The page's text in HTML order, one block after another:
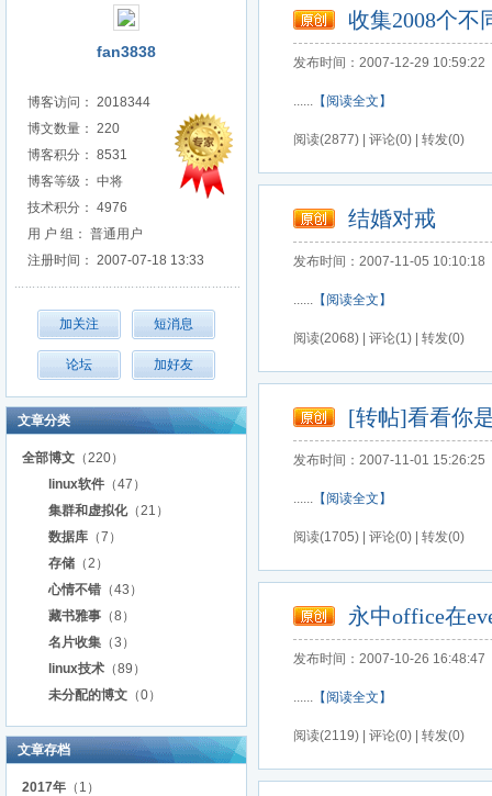
fan3838
博客访问： 2018344
博文数量： 220
博客积分： 8531
博客等级： 中将
技术积分： 4976
用 户 组： 普通用户
注册时间： 2007-07-18 13:33
文章分类
全部博文 （220）
linux软件 （47）
集群和虚拟化（21）
数据库 （7）
存储 （2）
心情不错 （43）
藏书雅事 （8）
名片收集 （3）
linux技术 （89）
未分配的博文 （0）
文章存档
2017年 （1）
收集2008个不
发布时间：2007-12-29 10:59:22
......【阅读全文】
阅读(2877) | 评论(0) | 转发(0)
结婚对戒
发布时间：2007-11-05 10:10:18
......【阅读全文】
阅读(2068) | 评论(1) | 转发(0)
[转帖]看看你
发布时间：2007-11-01 15:26:25
......【阅读全文】
阅读(1705) | 评论(0) | 转发(0)
永中office在
发布时间：2007-10-26 16:48:47
......【阅读全文】
阅读(2119) | 评论(0) | 转发(0)